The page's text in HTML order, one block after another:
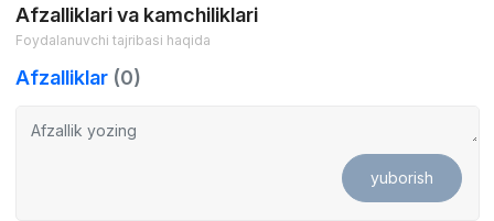
Afzalliklari va kamchiliklari
Foydalanuvchi tajribasi haqida
Afzalliklar (0)
yuborish